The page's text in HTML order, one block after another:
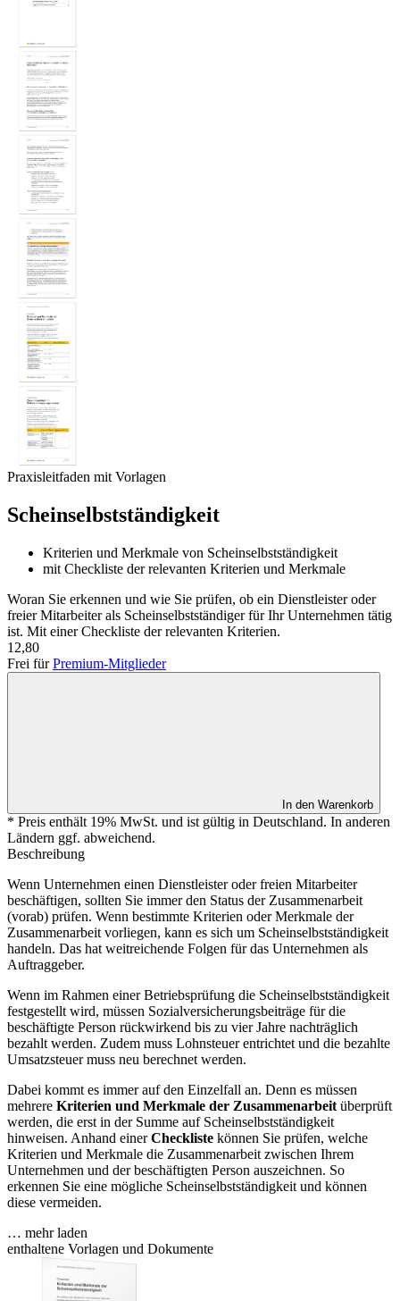
Praxisleitfaden mit Vorlagen
Scheinselbstständigkeit
Kriterien und Merkmale von Scheinselbstständigkeit
mit Checkliste der relevanten Kriterien und Merkmale
Woran Sie erkennen und wie Sie prüfen, ob ein Dienstleister oder
freier Mitarbeiter als Scheinselbstständiger für Ihr Unternehmen tätig
ist. Mit einer Checkliste der relevanten Kriterien.
12,80
Frei fürPremium-Mitglieder
In den Warenkorb
* Preis enthält 19% MwSt. und ist gültig in Deutschland. In anderen
Ländern ggf. abweichend.
Beschreibung
Wenn Unternehmen einen Dienstleister oder freien Mitarbeiter
beschäftigen, sollten Sie immer den Status der Zusammenarbeit
(vorab) prüfen. Wenn bestimmte Kriterien oder Merkmale der
Zusammenarbeit vorliegen, kann es sich um Scheinselbstständigkeit
handeln. Das hat weitreichende Folgen für das Unternehmen als
Auftraggeber.
Wenn im Rahmen einer Betriebsprüfung die Scheinselbstständigkeit
festgestellt wird, müssen Sozialversicherungsbeiträge für die
beschäftigte Person rückwirkend bis zu vier Jahre nachträglich
bezahlt werden. Zudem muss Lohnsteuer entrichtet und die bezahlte
Umsatzsteuer muss neu berechnet werden.
Dabei kommt es immer auf den Einzelfall an. Denn es müssen
mehrere Kriterien und Merkmale der Zusammenarbeit überprüft
werden, die erst in der Summe auf Scheinselbstständigkeit
hinweisen. Anhand einerCheckliste können Sie prüfen, welche
Kriterien und Merkmale die Zusammenarbeit zwischen Ihrem
Unternehmen und der beschäftigten Person auszeichnen. So
erkennen Sie eine mögliche Scheinselbstständigkeit und können
diese vermeiden.
… mehr laden
enthaltene Vorlagen und Dokumente